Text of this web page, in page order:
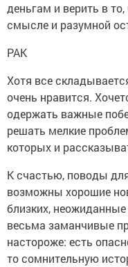
деньгам и верить в
смысле и разумной
РАК
Хотя все
очень нравится.
одержать важные
решать мелкие
которых и
К счастью, поводы
возможны хорошие
близких,
весьма заманчивые
настороже: есть
то сомнительную